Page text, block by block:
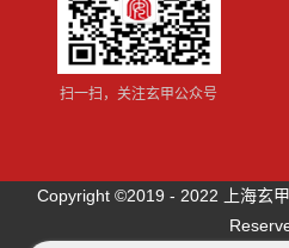
扫一扫，关注玄甲公众号
Copyright ©2019 - 2022 上海玄